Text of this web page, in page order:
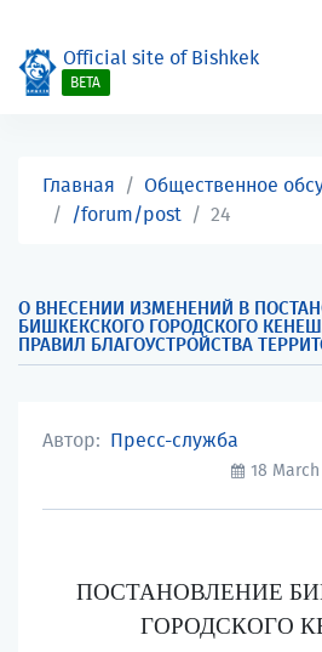
Official site of Bishkek
BETA
Главная
Общественное
/forum/post
24
О ВНЕСЕНИИ ИЗМЕНЕНИЙ В
БИШКЕКСКОГО ГОРОДСКОГО
ПРАВИЛ БЛАГОУСТРОЙСТВА
Автор: Пресс-служба
18 March
ПОСТАНОВЛЕНИЕ
ГОРОДСКОГО